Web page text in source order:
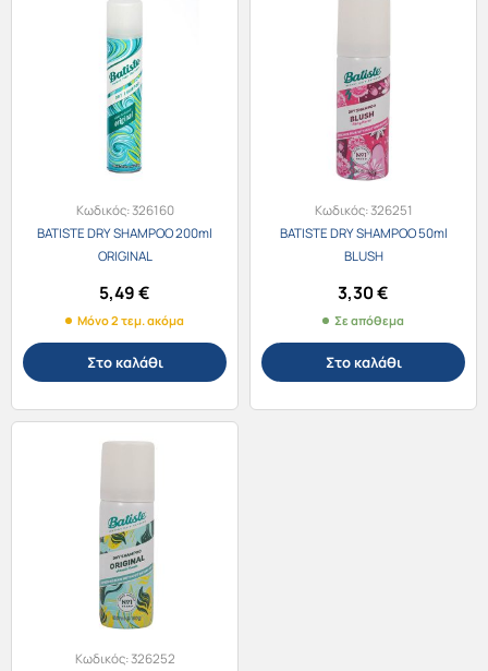
Κωδικός:326160
BATISTE DRY SHAMPOO 200ml
ORIGINAL
5,49€
Μόνο 2 τεμ. ακόμα
Στο καλάθι
Κωδικός:326251
BATISTE DRY SHAMPOO 50ml
BLUSH
3,30€
Σε απόθεμα
Στο καλάθι
Κωδικός:326252